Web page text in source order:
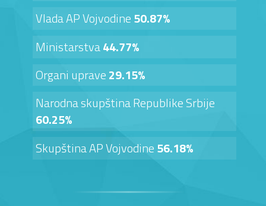
Vlada AP Vojvodine50.87%
Ministarstva44.77%
Organi uprave29.15%
Narodna skupština Republike Srbije
60.25%
Skupština AP Vojvodine56.18%